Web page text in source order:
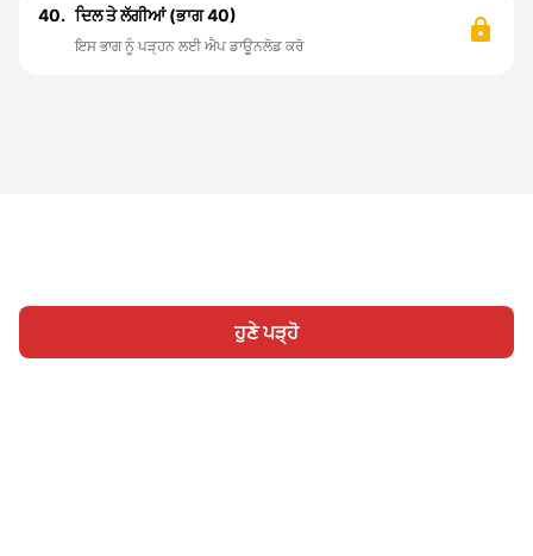
ਹੁਣੇ ਪੜ੍ਹੋ
40. ਦਿਲ ਤੇ ਲੱਗੀਆਂ (ਭਾਗ 40)
ਇਸ ਭਾਗ ਨੂੰ ਪੜ੍ਹਨ ਲਈ ਐਪ ਡਾਊਨਲੋਡ ਕਰੋ
ਹੋਮ ਸ਼੍ਰੇਣੀ ਲਿਖੋ ਸਾਈਨ ਇਨ